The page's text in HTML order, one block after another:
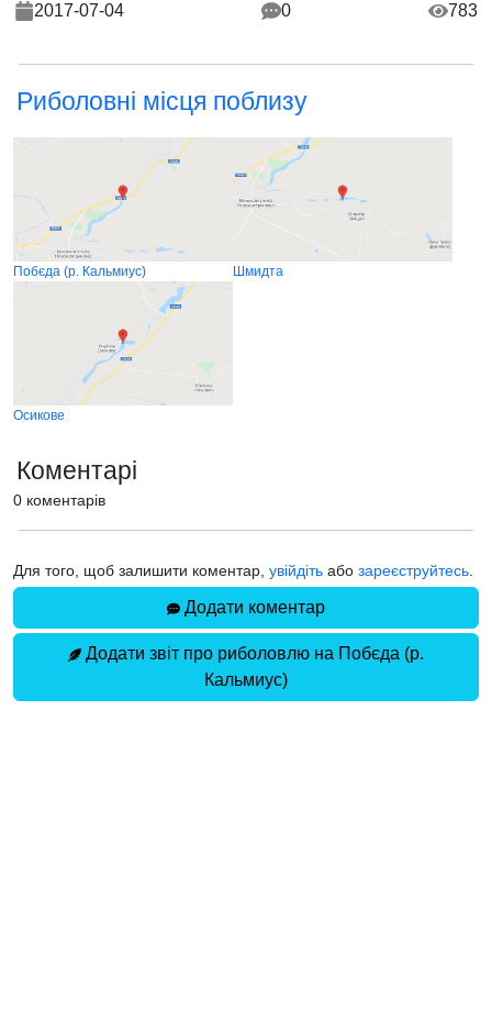
2017-07-04 0 783
Риболовні місця поблизу
Побєда (р. Кальмиус) Шмидта
Осикове
Коментарі
0 коментарів
Для того, щоб залишити коментар, увійдіть або зареєструйтесь
Додати коментар
Додати звіт про риболовлю на Побєда (р.
Кальмиус)